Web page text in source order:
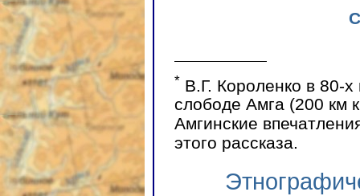
* В.Г. Короленко в 80-
слободе Амга (200 км
Амгинские
этого рассказа.